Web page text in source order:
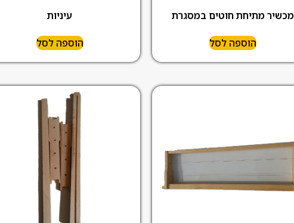
מכשיר מתיחת חוטים במסגרת
הוספה לסל
עיניות
הוספה לסל